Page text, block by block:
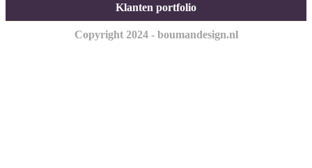
Klanten portfolio
Copyright 2024 - boumandesign.nl